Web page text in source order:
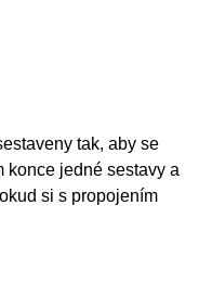
tak, aby se
konce jedné sestavy a
si s propojením